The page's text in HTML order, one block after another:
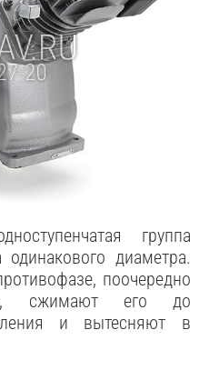
группа
диаметра.
поочередно
сжимают его до
и вытесняют в